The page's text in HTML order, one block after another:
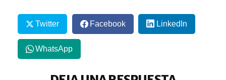
Twitter Facebook LinkedIn
WhatsApp